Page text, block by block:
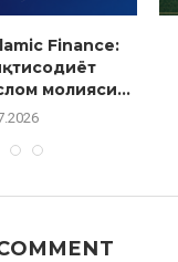
Finance:
молияси...